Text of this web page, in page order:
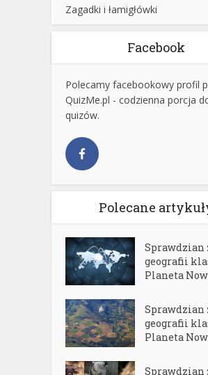
Zagadki i łamigłówki
Facebook
Polecamy facebookowy profil
QuizMe.pl - codzienna porcja
quizów.
Polecane
Sprawdzian
geografii
Planeta
Sprawdzian
geografii
Planeta
Sprawdzian